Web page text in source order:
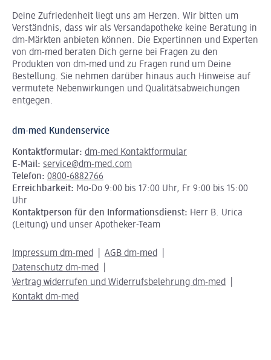
Deine Zufriedenheit liegt uns am Herzen. Wir bitten um
Verständnis, dass wir als Versandapotheke keine Beratung in
dm-Märkten anbieten können. Die Expertinnen und Experten
von dm-med beraten Dich gerne bei Fragen zu den
Produkten von dm-med und zu Fragen rund um Deine
Bestellung. Sie nehmen darüber hinaus auch Hinweise auf
vermutete Nebenwirkungen und Qualitätsabweichungen
entgegen.
dm-med Kundenservice
Kontaktformular: dm-med Kontaktformular
E-Mail: service@dm-med.com
Telefon: 0800-6882766
Erreichbarkeit: Mo-Do 9:00 bis 17:00 Uhr, Fr 9:00 bis 15:00
Uhr
Kontaktperson für den Informationsdienst: Herr B. Urica
(Leitung) und unser Apotheker-Team
Impressum dm-med
AGB dm-med
Datenschutz dm-med
Vertrag widerrufen und Widerrufsbelehrung dm-med
Kontakt dm-med